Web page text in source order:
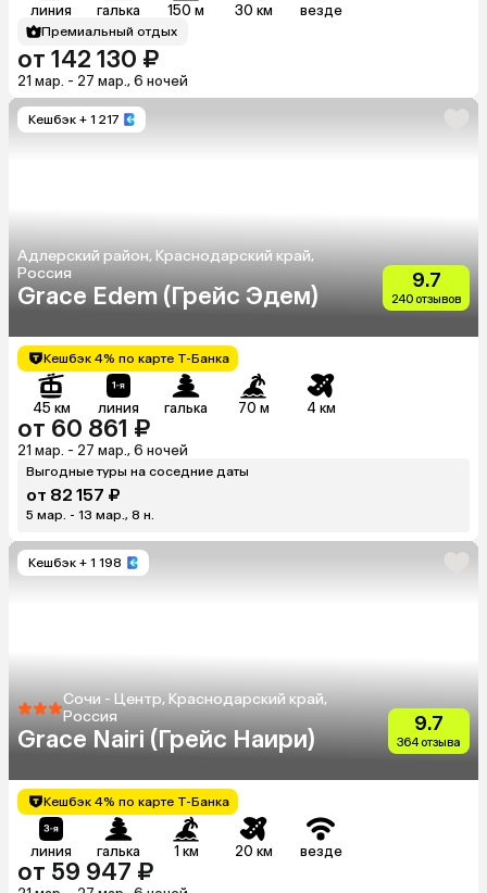
линия галька 150 м 30 км везде
Премиальный отдых
от 142 130 ₽
21 мар. - 27 мар., 6 ночей
Кешбэк + 1 217
Адлерский район, Краснодарский край,
Россия
Grace Edem (Грейс Эдем)
9.7
240 отзывов
Кешбэк 4% по карте Т-Банка
45 км линия галька 70 м 4 км
от 60 861 ₽
21 мар. - 27 мар., 6 ночей
Выгодные туры на соседние даты
от 82 157 ₽
5 мар. - 13 мар., 8 н.
Кешбэк + 1 198
Сочи - Центр, Краснодарский край,
Россия
Grace Nairi (Грейс Наири)
9.7
364 отзыва
Кешбэк 4% по карте Т-Банка
линия галька 1 км 20 км везде
от 59 947 ₽